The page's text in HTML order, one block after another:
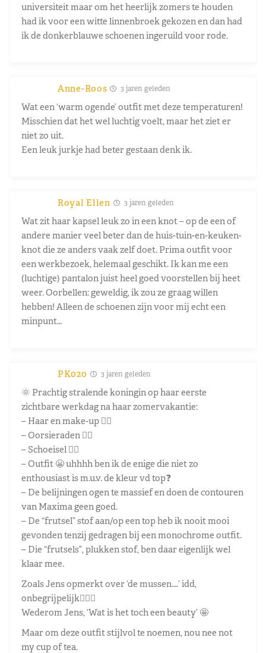
universiteit maar om het heerlijk zomers te houden
had ik voor een witte linnenbroek gekozen en dan had
ik de donkerblauwe schoenen ingeruild voor rode.
Anne-Roos 3 jaren geleden
Wat een ‘warm ogende’ outfit met deze temperaturen!
Misschien dat het wel luchtig voelt, maar het ziet er
niet zo uit.
Een leuk jurkje had beter gestaan denk ik.
Royal Ellen 3 jaren geleden
Wat zit haar kapsel leuk zo in een knot – op de een of
andere manier veel beter dan de huis-tuin-en-keuken-
knot die ze anders vaak zelf doet. Prima outfit voor
een werkbezoek, helemaal geschikt. Ik kan me een
(luchtige) pantalon juist heel goed voorstellen bij heet
weer. Oorbellen: geweldig, ik zou ze graag willen
hebben! Alleen de schoenen zijn voor mij echt een
minpunt…
PK020 3 jaren geleden
🌞 Prachtig stralende koningin op haar eerste
zichtbare werkdag na haar zomervakantie:
– Haar en make-up 👌🏼
– Oorsieraden 👌🏼
– Schoeisel 👍🏼
– Outfit 😬 uhhhh ben ik de enige die niet zo
enthousiast is m.u.v. de kleur vd top❓
– De belijningen ogen te massief en doen de contouren
van Maxima geen goed.
– De “frutsel” stof aan/op een top heb ik nooit mooi
gevonden tenzij gedragen bij een monochrome outfit.
– Die “frutsels”, plukken stof, ben daar eigenlijk wel
klaar mee.
Zoals Jens opmerkt over ‘de mussen….’ idd,
onbegrijpelijk🤷🏼‍♂️
Wederom Jens, ‘Wat is het toch een beauty’ 🤩
Maar om deze outfit stijlvol te noemen, nou nee not
my cup of tea.